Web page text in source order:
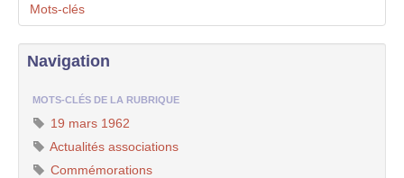
Mots-clés
Navigation
MOTS-CLÉS DE LA RUBRIQUE
19 mars 1962
Actualités associations
Commémorations